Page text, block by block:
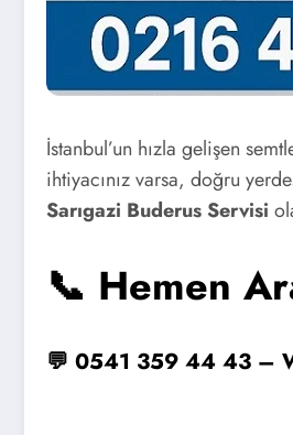
İstanbul’un hızla gelişen
ihtiyacınız varsa, doğru
Sarıgazi Buderus Servisi
📞 Hemen
💬 0541 359 44 43 –